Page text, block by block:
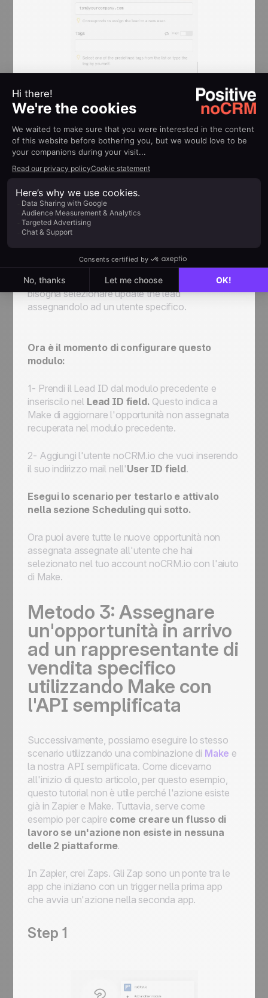
cliccando sull'icona del ' + '. Scegli noCRM.io
nuovo e seleziona "Update a Lead" come
Azione. Vogliamo aggiornare l'opportunità, quindi
bisogna selezionareupdate the lead
assegnandolo ad un utente specifico.
Ora è il momento di configurare questo
modulo:
1- Prendi il Lead ID dal modulo precedente e
inseriscilo nel Lead ID field. Questo indica a
Make di aggiornare l'opportunità non assegnata
recuperata nel modulo precedente.
2- Aggiungi l'utente noCRM.io che vuoi inserendo
il suo indirizzo mail nell'User ID field.
Esegui lo scenario per testarlo e attivalo
nella sezione Scheduling qui sotto.
Ora puoi avere tutte le nuove opportunità non
assegnata assegnate all'utente che hai
selezionato nel tuo account noCRM.io con l'aiuto
di Make.
Metodo 3: Assegnare
un'opportunità in arrivo
ad un rappresentante di
vendita specifico
utilizzando Make con
l'API semplificata
Successivamente, possiamo eseguire lo stesso
scenario utilizzando una combinazione di Make e
la nostra API semplificata. Come dicevamo
all'inizio di questo articolo, per questo esempio,
questo tutorial non è utile perché l'azione esiste
già in Zapier e Make. Tuttavia, serve come
esempio per capire come creare un flusso di
lavoro se un'azione non esiste in nessuna
delle 2 piattaforme.
In Zapier, crei Zaps. Gli Zap sono un ponte tra le
app che iniziano con un trigger nella prima app
che avvia un'azione nella seconda app.
Step 1